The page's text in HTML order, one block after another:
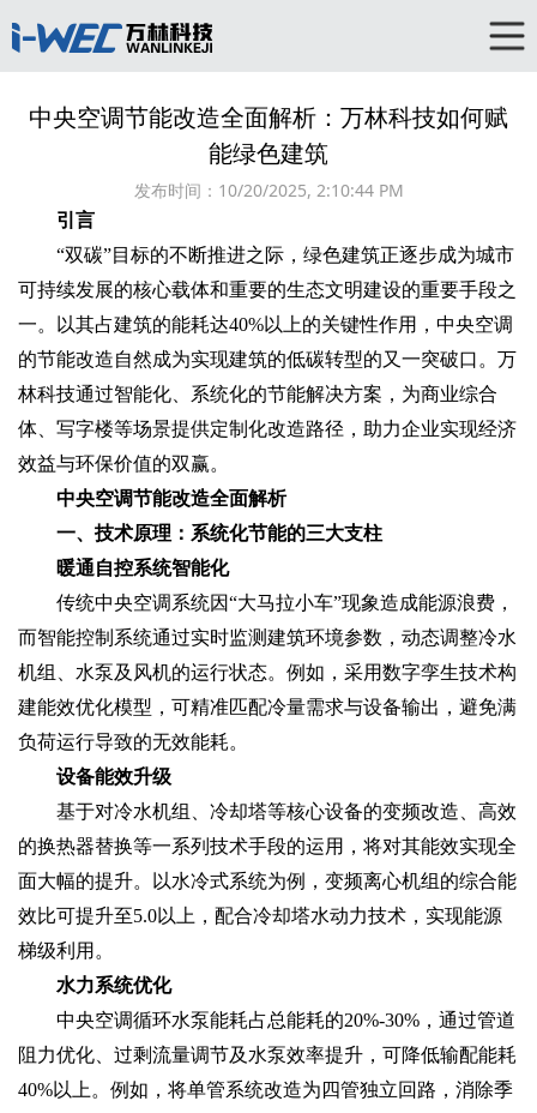
中央空调节能改造全面解析：万林科技如何赋
能绿色建筑
发布时间： 10/20/2025, 2:10:44 PM
引言
“双碳”目标的不断推进之际，绿色建筑正逐步成为城市
可持续发展的核心载体和重要的生态文明建设的重要手段之
一。以其占建筑的能耗达40%以上的关键性作用，中央空调
的节能改造自然成为实现建筑的低碳转型的又一突破口。万
林科技通过智能化、系统化的节能解决方案，为商业综合
体、写字楼等场景提供定制化改造路径，助力企业实现经济
效益与环保价值的双赢。
中央空调节能改造全面解析
一、技术原理：系统化节能的三大支柱
暖通自控系统智能化
传统中央空调系统因“大马拉小车”现象造成能源浪费，
而智能控制系统通过实时监测建筑环境参数，动态调整冷水
机组、水泵及风机的运行状态。例如，采用数字孪生技术构
建能效优化模型，可精准匹配冷量需求与设备输出，避免满
负荷运行导致的无效能耗。
设备能效升级
基于对冷水机组、冷却塔等核心设备的变频改造、高效
的换热器替换等一系列技术手段的运用，将对其能效实现全
面大幅的提升。以水冷式系统为例，变频离心机组的综合能
效比可提升至5.0以上，配合冷却塔水动力技术，实现能源
梯级利用。
水力系统优化
中央空调循环水泵能耗占总能耗的20%-30%，通过管道
阻力优化、过剩流量调节及水泵效率提升，可降低输配能耗
40%以上。例如，将单管系统改造为四管独立回路，消除季